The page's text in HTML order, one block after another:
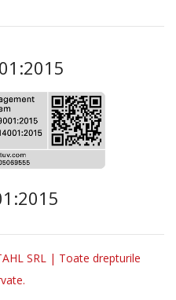
SRL | Toate drepturile